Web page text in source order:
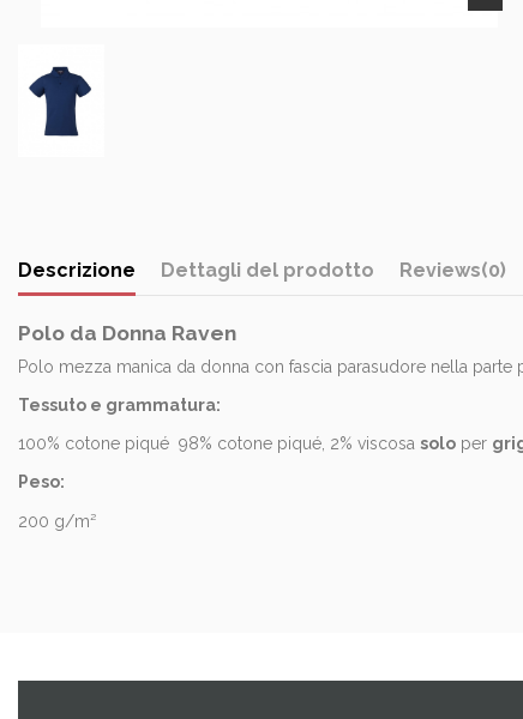
Descrizione Dettagli del prodotto Reviews(0)
Polo da Donna Raven
Polo mezza manica da donna con fascia parasudore nella
Tessuto e grammatura:
100% cotone piqué 98% cotone piqué, 2% viscosa solo per
Peso:
200 g/m²